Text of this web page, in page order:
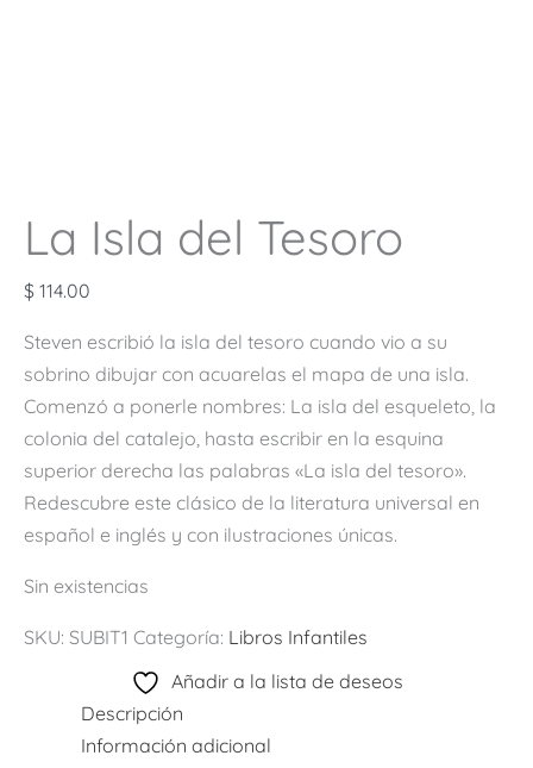
La Isla del Tesoro
$ 114.00
Steven escribió la isla del tesoro cuando vio a su
sobrino dibujar con acuarelas el mapa de una isla.
Comenzó a ponerle nombres: La isla del esqueleto, la
colonia del catalejo, hasta escribir en la esquina
superior derecha las palabras «La isla del tesoro».
Redescubre este clásico de la literatura universal en
español e inglés y con ilustraciones únicas.
Sin existencias
SKU: SUBIT1 Categoría: Libros Infantiles
Añadir a la lista de deseos
Descripción
Información adicional